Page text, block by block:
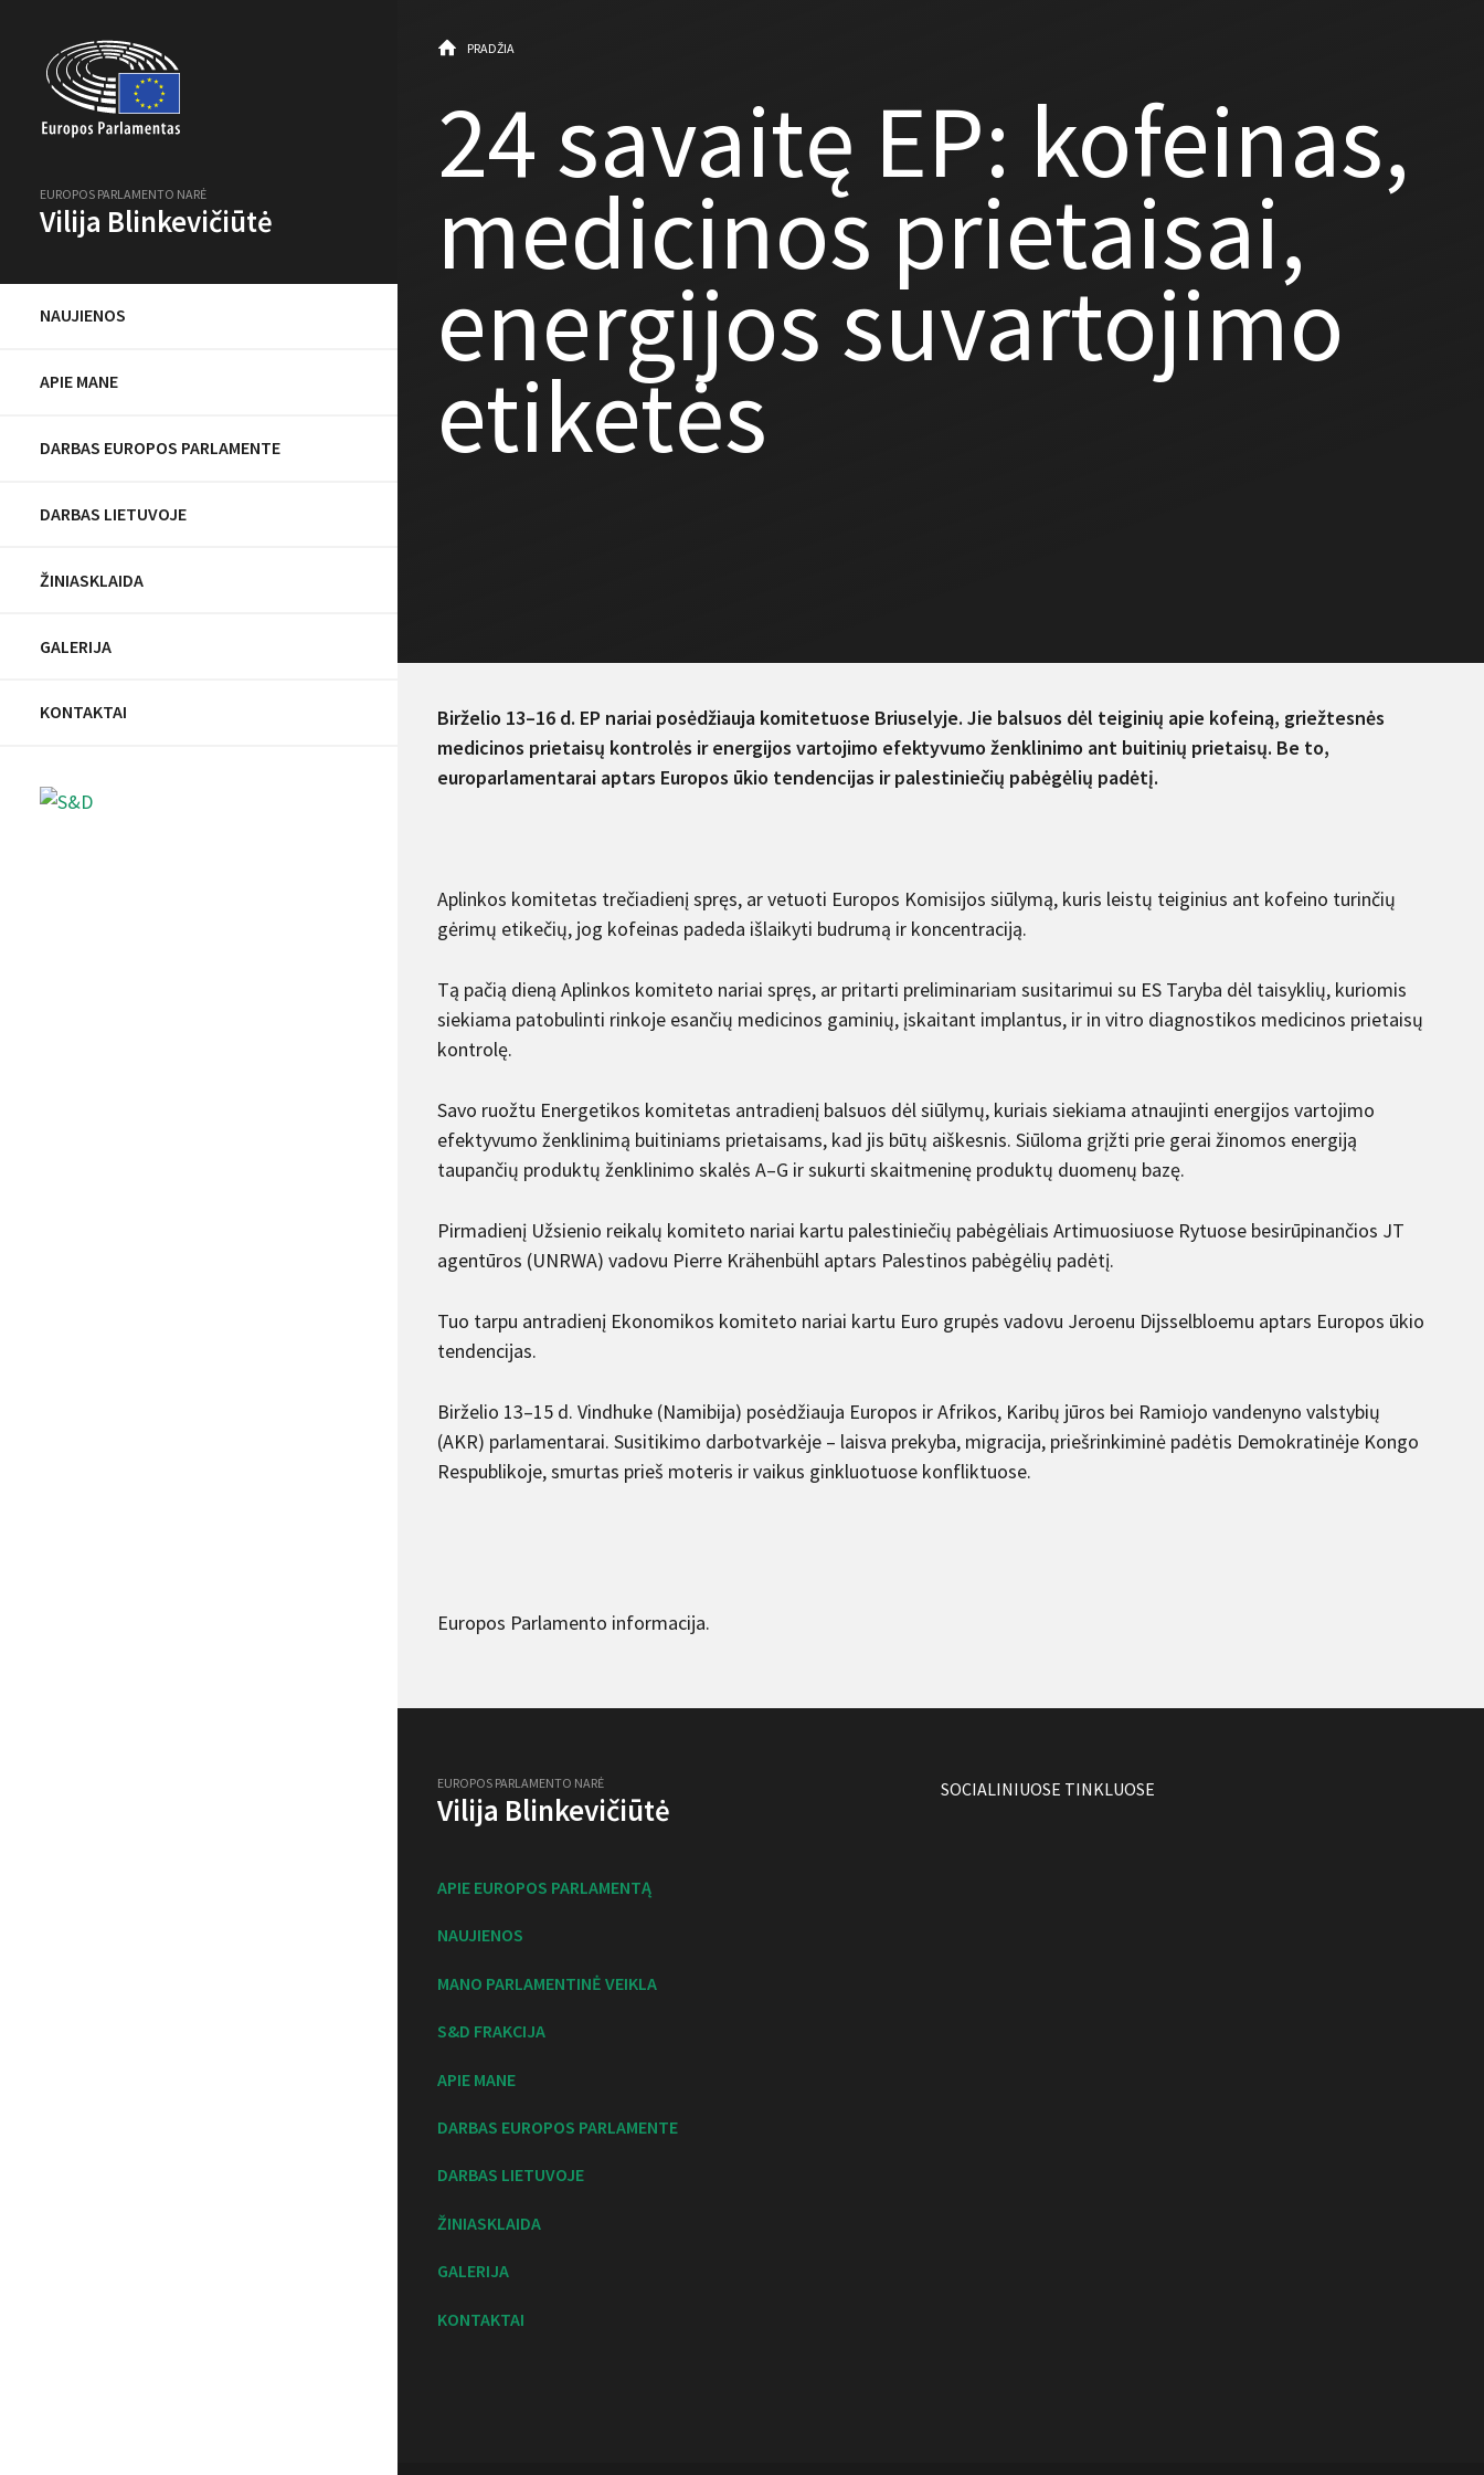
EUROPOS PARLAMENTO NARĖ
Vilija Blinkevičiūtė
NAUJIENOS
APIE MANE
DARBAS EUROPOS PARLAMENTE
DARBAS LIETUVOJE
ŽINIASKLAIDA
GALERIJA
KONTAKTAI
PRADŽIA
24 savaitę EP: kofeinas,
medicinos prietaisai,
energijos suvartojimo
etiketės
Birželio 13–16 d. EP nariai posėdžiauja komitetuose Briuselyje. Jie balsuos dėl teiginių apie kofeiną, griežtesnės
medicinos prietaisų kontrolės ir energijos vartojimo efektyvumo ženklinimo ant buitinių prietaisų. Be to,
europarlamentarai aptars Europos ūkio tendencijas ir palestiniečių pabėgėlių padėtį.
Aplinkos komitetas trečiadienį spręs, ar vetuoti Europos Komisijos siūlymą, kuris leistų teiginius ant kofeino turinčių
gėrimų etikečių, jog kofeinas padeda išlaikyti budrumą ir koncentraciją.
Tą pačią dieną Aplinkos komiteto nariai spręs, ar pritarti preliminariam susitarimui su ES Taryba dėl taisyklių, kuriomis
siekiama patobulinti rinkoje esančių medicinos gaminių, įskaitant implantus, ir in vitro diagnostikos medicinos prietaisų
kontrolę.
Savo ruožtu Energetikos komitetas antradienį balsuos dėl siūlymų, kuriais siekiama atnaujinti energijos vartojimo
efektyvumo ženklinimą buitiniams prietaisams, kad jis būtų aiškesnis. Siūloma grįžti prie gerai žinomos energiją
taupančių produktų ženklinimo skalės A–G ir sukurti skaitmeninę produktų duomenų bazę.
Pirmadienį Užsienio reikalų komiteto nariai kartu palestiniečių pabėgėliais Artimuosiuose Rytuose besirūpinančios JT
agentūros (UNRWA) vadovu Pierre Krähenbühl aptars Palestinos pabėgėlių padėtį.
Tuo tarpu antradienį Ekonomikos komiteto nariai kartu Euro grupės vadovu Jeroenu Dijsselbloemu aptars Europos ūkio
tendencijas.
Birželio 13–15 d. Vindhuke (Namibija) posėdžiauja Europos ir Afrikos, Karibų jūros bei Ramiojo vandenyno valstybių
(AKR) parlamentarai. Susitikimo darbotvarkėje – laisva prekyba, migracija, priešrinkiminė padėtis Demokratinėje Kongo
Respublikoje, smurtas prieš moteris ir vaikus ginkluotuose konfliktuose.
Europos Parlamento informacija.
EUROPOS PARLAMENTO NARĖ
Vilija Blinkevičiūtė
APIE EUROPOS PARLAMENTĄ
NAUJIENOS
MANO PARLAMENTINĖ VEIKLA
S&D FRAKCIJA
APIE MANE
DARBAS EUROPOS PARLAMENTE
DARBAS LIETUVOJE
ŽINIASKLAIDA
GALERIJA
KONTAKTAI
SOCIALINIUOSE TINKLUOSE